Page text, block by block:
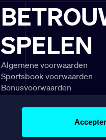
SPELEN
Algemene voorwaarden
Sportsbook voorwaarden
Bonusvoorwaarden
Speel Verantwoord
Klachtenregeling
Veelgestelde vragen